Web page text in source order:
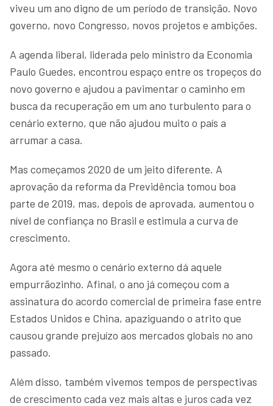
viveu um ano digno de um período de transição. Novo
governo, novo Congresso, novos projetos e ambições.
A agenda liberal, liderada pelo ministro da Economia
Paulo Guedes, encontrou espaço entre os tropeços do
novo governo e ajudou a pavimentar o caminho em
busca da recuperação em um ano turbulento para o
cenário externo, que não ajudou muito o país a
arrumar a casa.
Mas começamos 2020 de um jeito diferente. A
aprovação da reforma da Previdência tomou boa
parte de 2019, mas, depois de aprovada, aumentou o
nível de confiança no Brasil e estimula a curva de
crescimento.
Agora até mesmo o cenário externo dá aquele
empurrãozinho. Afinal, o ano já começou com a
assinatura do acordo comercial de primeira fase entre
Estados Unidos e China, apaziguando o atrito que
causou grande prejuízo aos mercados globais no ano
passado.
Além disso, também vivemos tempos de perspectivas
de crescimento cada vez mais altas e juros cada vez